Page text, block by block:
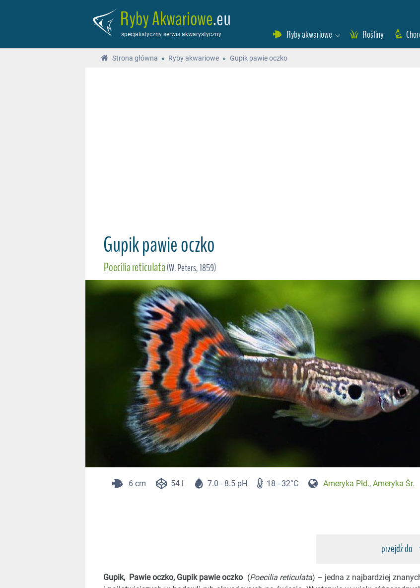
Ryby Akwariowe.eu
specjalistyczny serwis akwarystyczny Ryby akwariowe Rośliny
Strona główna » Ryby akwariowe » Gupik pawie oczko
Gupik pawie oczko
Poecilia reticulata(W. Peters, 1859)
6 cm 54 l 7.0 - 8.5 pH 18 - 32°C Ameryka Płd.,Ameryka Śr.
przejdź do
Gupik, Pawie oczko, Gupik pawie oczko (Poecilia reticulata) – jedna z najbardziej